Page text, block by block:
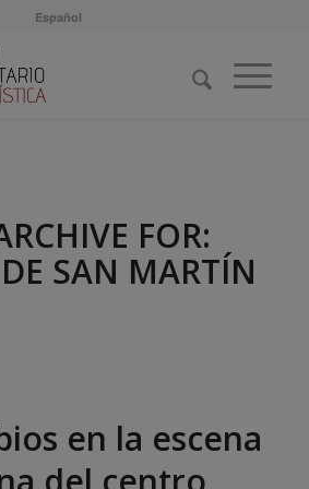
Español
FOR:
SAN MARTÍN
en la escena